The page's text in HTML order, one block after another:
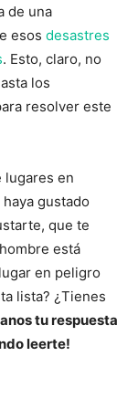
de una
esos desastres
. Esto, claro, no
los
resolver este
lugares en
gustado
que te
está
en peligro
lista? ¿Tienes
tu respuesta
leerte!